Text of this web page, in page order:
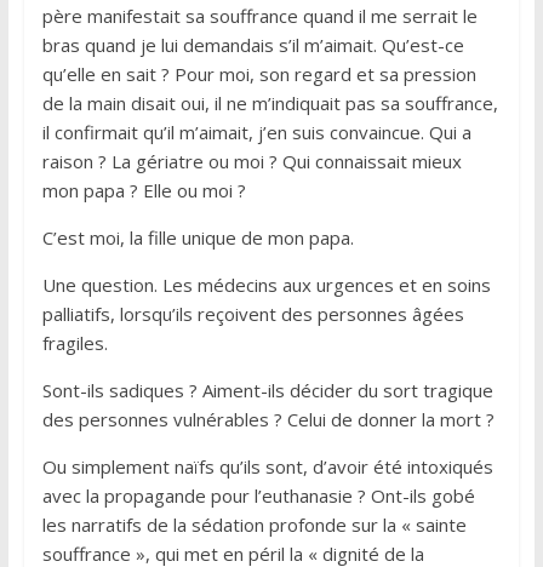
père manifestait sa souffrance quand il me serrait le
bras quand je lui demandais s’il m’aimait. Qu’est-ce
qu’elle en sait ? Pour moi, son regard et sa pression
de la main disait oui, il ne m’indiquait pas sa souffrance,
il confirmait qu’il m’aimait, j’en suis convaincue. Qui a
raison ? La gériatre ou moi ? Qui connaissait mieux
mon papa ? Elle ou moi ?
C’est moi, la fille unique de mon papa.
Une question. Les médecins aux urgences et en soins
palliatifs, lorsqu’ils reçoivent des personnes âgées
fragiles.
Sont-ils sadiques ? Aiment-ils décider du sort tragique
des personnes vulnérables ? Celui de donner la mort ?
Ou simplement naïfs qu’ils sont, d’avoir été intoxiqués
avec la propagande pour l’euthanasie ? Ont-ils gobé
les narratifs de la sédation profonde sur la « sainte
souffrance », qui met en péril la « dignité de la